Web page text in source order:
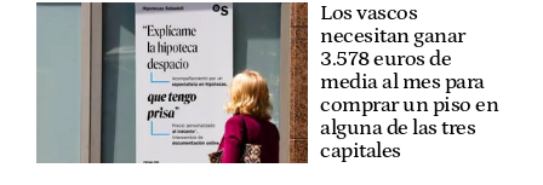
Los vascos
necesitan ganar
3.578 euros de
media al mes para
comprar un piso en
alguna de las tres
capitales